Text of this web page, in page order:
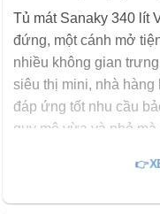
Tủ mát Sanaky 340 lít
đứng, một cánh mở
nhiều không gian
siêu thị mini, nhà
đáp ứng tốt nhu cầu
quy mô vừa và nhỏ mà
Cửa kính hai lớp